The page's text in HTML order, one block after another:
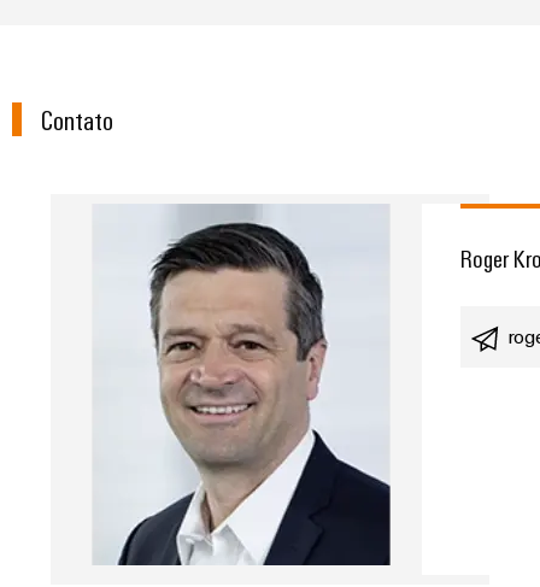
Contato
Roger